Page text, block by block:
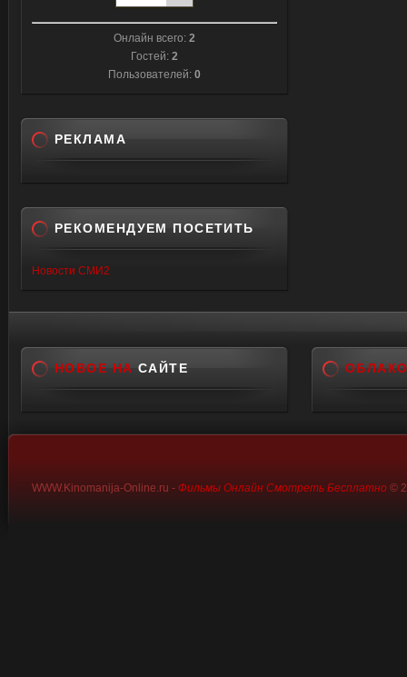
Онлайн всего: 2
Гостей: 2
Пользователей: 0
РЕКЛАМА
РЕКОМЕНДУЕМ ПОСЕТИТЬ
Новости СМИ2
НОВОЕ НА САЙТЕ
WWW.Kinomanija-Online.ru - Фильмы Онлайн Смотреть Бесплатно ©